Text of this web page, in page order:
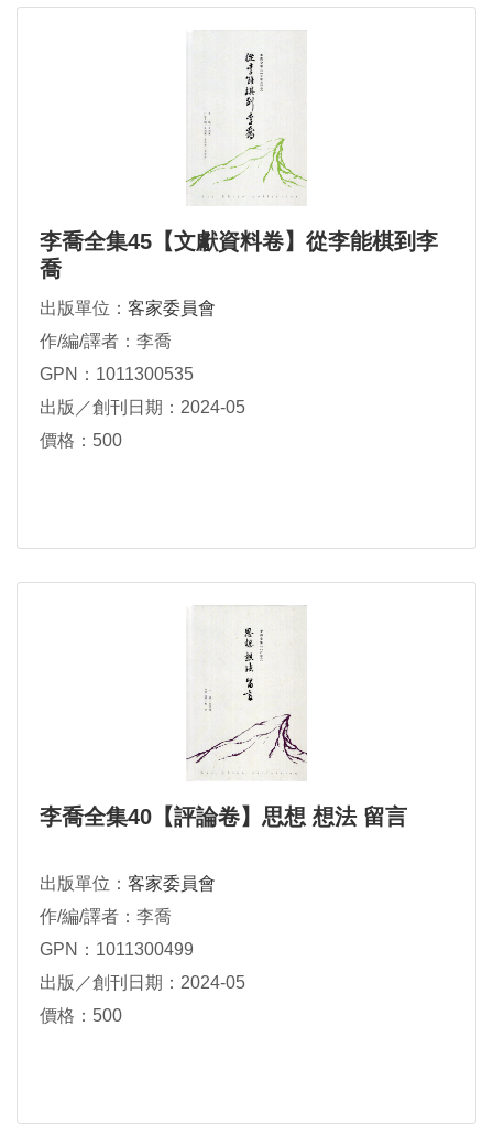
李喬全集45【文獻資料卷】從李能棋到李
喬
出版單位： 客家委員會
作/編/譯者：李喬
GPN：1011300535
出版／創刊日期：2024-05
價格：500
李喬全集40【評論卷】思想 想法 留言
出版單位： 客家委員會
作/編/譯者：李喬
GPN：1011300499
出版／創刊日期：2024-05
價格：500